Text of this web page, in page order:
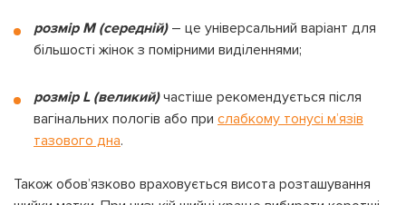
розмір M (середній)– це універсальний варіант для
більшості жінок з помірними виділеннями;
розмір L (великий)частіше рекомендується після
вагінальних пологів або при слабкому тонусі м’язів
тазового дна.
Також обов’язково враховується висота розташування